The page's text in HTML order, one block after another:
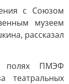
с Союзом
музеем
рассказал
полях ПМЭФ
театральных